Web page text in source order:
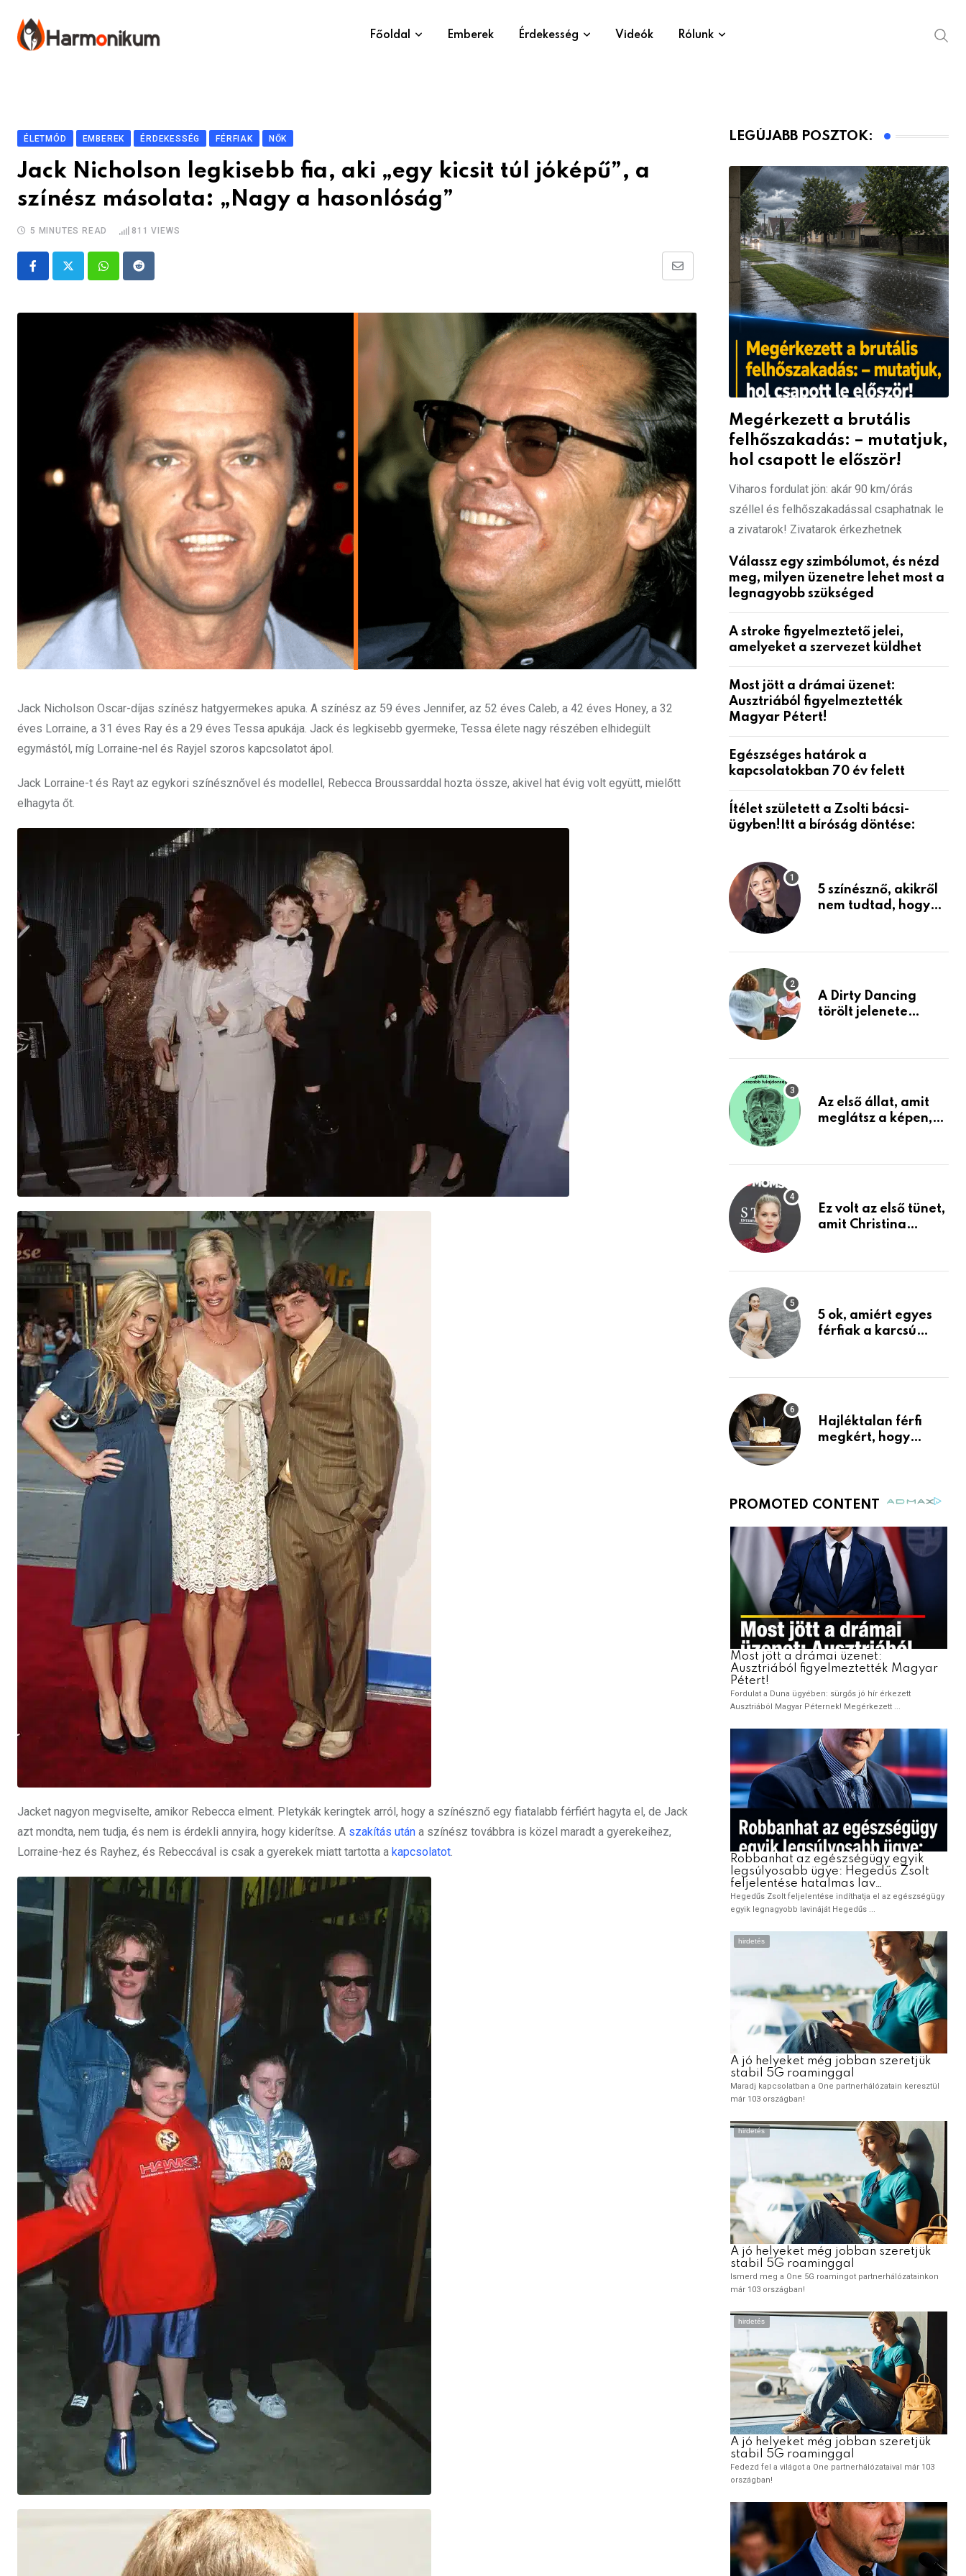
content
Főoldal Emberek Érdekesség Videók Rólunk
ÉLETMÓD EMBEREK ÉRDEKESSÉG FÉRFIAK NŐK
Jack Nicholson legkisebb fia, aki „egy kicsit túl jóképű”, a
színész másolata: „Nagy a hasonlóság”
5 MINUTES READ 811 VIEWS
WhatsappReddit
Share
Email
Jack Nicholson Oscar-díjas színész hatgyermekes apuka. A színész az 59 éves Jennifer, az 52 éves Caleb, a 42 éves Honey, a 32
éves Lorraine, a 31 éves Ray és a 29 éves Tessa apukája. Jack és legkisebb gyermeke, Tessa élete nagy részében elhidegült
egymástól, míg Lorraine-nel és Rayjel szoros kapcsolatot ápol.
Jack Lorraine-t és Rayt az egykori színésznővel és modellel, Rebecca Broussarddal hozta össze, akivel hat évig volt együtt, mielőtt
elhagyta őt.
Jacket nagyon megviselte, amikor Rebecca elment. Pletykák keringtek arról, hogy a színésznő egy fiatalabb férfiért hagyta el, de Jack
azt mondta, nem tudja, és nem is érdekli annyira, hogy kiderítse. A szakítás után a színész továbbra is közel maradt a gyerekeihez,
Lorraine-hez és Rayhez, és Rebeccával is csak a gyerekek miatt tartotta a kapcsolatot.
LEGÚJABB POSZTOK:
Megérkezett a brutális
felhőszakadás: – mutatjuk,
hol csapott le először!
Viharos fordulat jön: akár 90 km/órás
széllel és felhőszakadással csaphatnak le
a zivatarok! Zivatarok érkezhetnek
Válassz egy szimbólumot, és nézd
meg, milyen üzenetre lehet most a
legnagyobb szükséged
A stroke figyelmeztető jelei,
amelyeket a szervezet küldhet
Most jött a drámai üzenet:
Ausztriából figyelmeztették
Magyar Pétert!
Egészséges határok a
kapcsolatokban 70 év felett
Ítélet született a Zsolti bácsi-
ügyben!Itt a bíróság döntése:
5 színésznő, akikről
nem tudtad, hogy
A Dirty Dancing
törölt jelenete
sejtettünk
Az első állat, amit
meglátsz a képen,
Ez volt az első tünet,
amit Christina
a szklerózis
5 ok, amiért egyes
férfiak a karcsú
Hajléktalan férfi
megkért, hogy
mellettem ült az első